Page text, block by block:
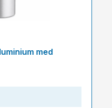
5 av 5 stjärnor
med